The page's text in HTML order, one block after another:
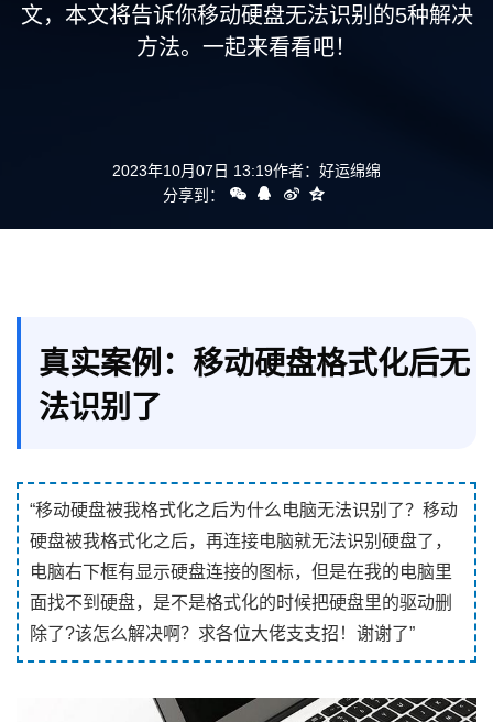
文，本文将告诉你移动硬盘无法识别的5种解决
方法。一起来看看吧！
2023年10月07日 13:19作者： 好运绵绵
分享到：
真实案例：移动硬盘格式化后无
法识别了
“移动硬盘被我格式化之后为什么电脑无法识别了？移动
硬盘被我格式化之后，再连接电脑就无法识别硬盘了，
电脑右下框有显示硬盘连接的图标，但是在我的电脑里
面找不到硬盘，是不是格式化的时候把硬盘里的驱动删
除了?该怎么解决啊？求各位大佬支支招！谢谢了”